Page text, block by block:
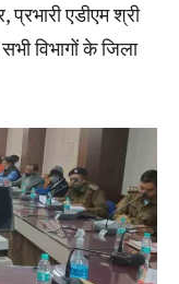
एडीएम श्री
विभागों के जिला